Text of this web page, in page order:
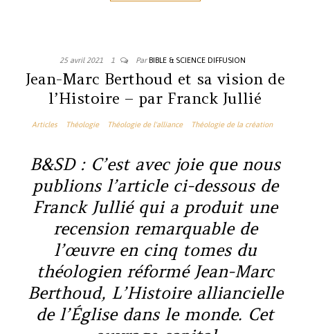
25 avril 2021 1 Par BIBLE & SCIENCE DIFFUSION
Jean-Marc Berthoud et sa vision de
l’Histoire – par Franck Jullié
Articles Théologie Théologie de l'alliance Théologie de la création
B&SD : C’est avec joie que nous
publions l’article ci-dessous de
Franck Jullié qui a produit une
recension remarquable de
l’œuvre en cinq tomes du
théologien réformé Jean-Marc
Berthoud, L’Histoire alliancielle
de l’Église dans le monde. Cet